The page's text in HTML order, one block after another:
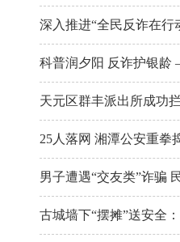
深入推进“全民反诈在
科普润夕阳 反诈护银
天元区群丰派出所成功
25人落网 湘潭公安重拳
男子遭遇“交友类”诈骗
古城墙下“摆摊”送安全